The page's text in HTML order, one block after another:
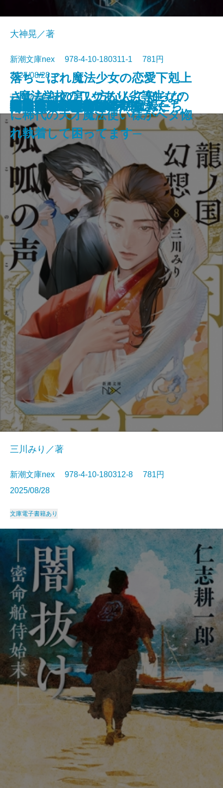
厳島
伊勢大名の関ヶ原
筋肉と脂肪 身体の声をきく
マイブック―2026年の記録―
ネバーランド
ビッグ・バウンス
穢れなき者へ
鬼の花婿 幽世の薬剤師
さよならの言い方なんて知らな
い。10
蜘蛛屋敷の殺人
大神晃／著
新潮文庫nex 978-4-10-180311-1 781円
2025/08/28
文庫電子書籍あり
龍ノ国幻想8 呱呱の声
三川みり／著
新潮文庫nex 978-4-10-180312-8 781円
2025/08/28
文庫電子書籍あり
闇抜け─密命船侍始末─
悲鳴
審議官─隠蔽捜査9.5─
定形外郵便
小説作法の奥義
ファウンテンブルーの魔人たち
磔の地
眠れるアンナ・O
落ちこぼれ魔法少女の恋愛下剋上
─魔法学校のワケあり劣等生なの
に稀代の天才魔法使い様がベタ惚
れ執着して困ってます─